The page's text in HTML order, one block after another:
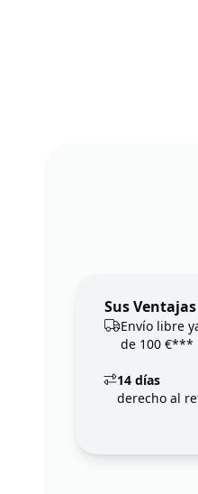
Sus Ventajas
Envío libre
de 100 €***
14 días
derecho al